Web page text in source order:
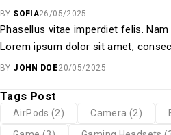
BY SOFIA26/05/2025
Phasellus vitae imperdiet felis.
Lorem ipsum dolor sit amet,
BY JOHN DOE20/05/2025
Tags Post
AirPods (2) Camera (2)